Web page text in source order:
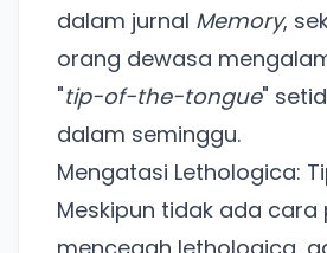
dalam jurnal Memory,
orang dewasa
"tip-of-the-tongue"
dalam seminggu.
Mengatasi Lethologica:
Meskipun tidak ada cara